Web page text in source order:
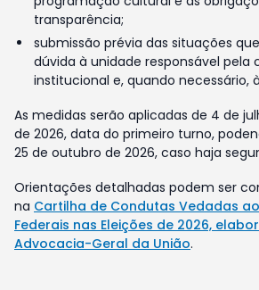
transparência;
submissão prévia das situações
dúvida à unidade responsável pela
institucional e, quando necessário,
As medidas serão aplicadas de 4 de
de 2026, data do primeiro turno,
25 de outubro de 2026, caso haja
Orientações detalhadas podem ser
na Cartilha de Condutas Vedadas
Federais nas Eleições de 2026,
Advocacia-Geral da União.